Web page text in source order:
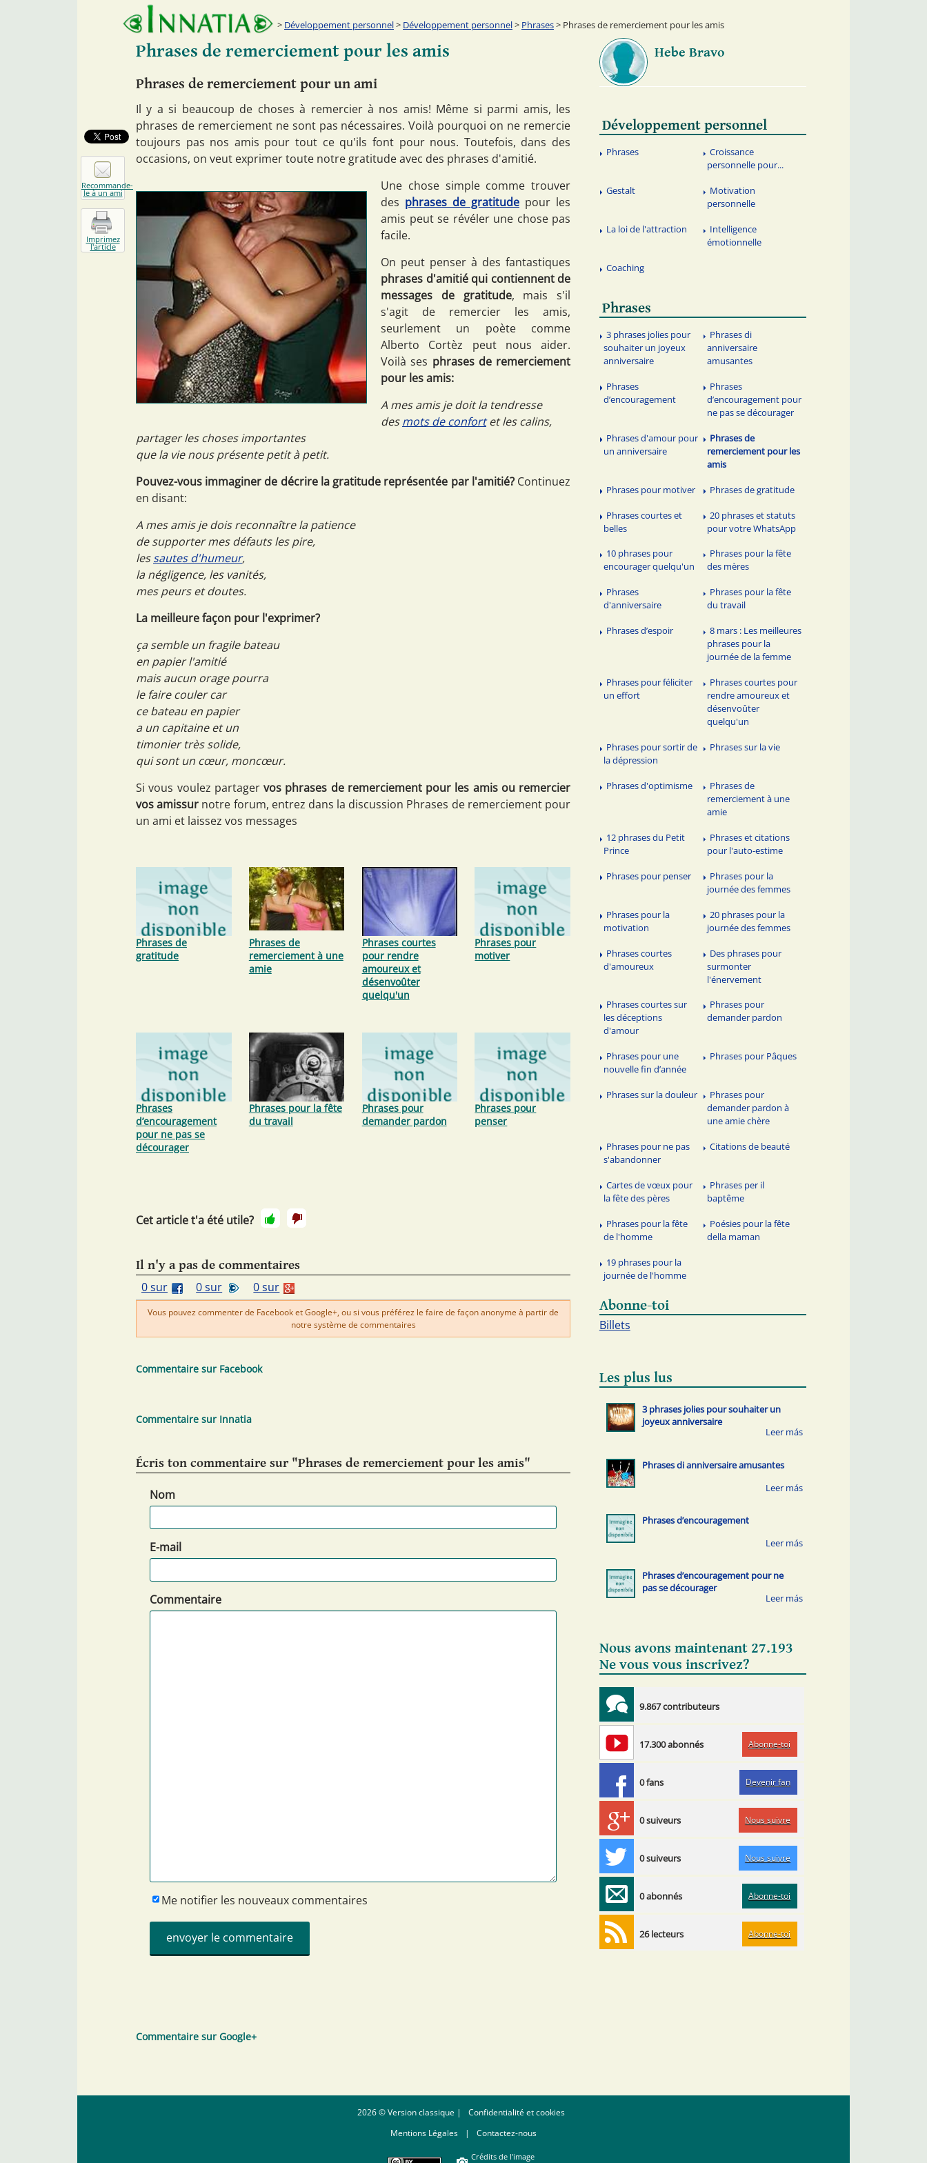
Développement personnel> Développement personnel> Phrases> Phrases de remerciement pour les amis
Phrases de remerciement pour les amis
Phrases de remerciement pour un ami
Il y a si beaucoup de choses à remercier à nos amis! Même si parmi amis, les
phrases de remerciement ne sont pas nécessaires. Voilà pourquoi on ne remercie
toujours pas nos amis pour tout ce qu'ils font pour nous. Toutefois, dans des
occasions, on veut exprimer toute notre gratitude avec des phrases d'amitié.
Une chose simple comme trouver
des phrases de gratitude pour les
amis peut se révéler une chose pas
facile.
On peut penser à des fantastiques
phrases d'amitié qui contiennent de
messages de gratitude, mais s'il
s'agit de remercier les amis,
seurlement un poète comme
Alberto Cortèz peut nous aider.
Voilà ses phrases de remerciement
pour les amis:
A mes amis je doit la tendresse
desmots de confortet les calins,
partager les choses importantes
que la vie nous présente petit à petit.
Pouvez-vous immaginer de décrire la gratitude représentée par l'amitié?Continuez
en disant:
A mes amis je dois reconnaître la patience
de supporter mes défauts les pire,
lessautes d'humeur,
la négligence, les vanités,
mes peurs et doutes.
La meilleure façon pour l'exprimer?
ça semble un fragile bateau
en papier l'amitié
mais aucun orage pourra
le faire couler car
ce bateau en papier
a un capitaine et un
timonier très solide,
qui sont un cœur, moncœur.
Si vous voulez partager vos phrases de remerciement pour les amis ou remercier
vos amissur notre forum, entrez dans la discussion Phrases de remerciement pour
un ami et laissez vos messages
Phrases de
gratitude
Phrases de
remerciement à une
amie
Phrases courtes
pour rendre
amoureux et
désenvoûter
quelqu'un
Phrases pour
motiver
Phrases
d’encouragement
pour ne pas se
décourager
Phrases pour la fête
du travail
Phrases pour
demander pardon
Phrases pour
penser
Cet article t'a été utile?
Il n'y a pas de commentaires
0 sur
0 sur 0 sur
Vous pouvez commenter de Facebook et Google+, ou si vous préférez le faire de façon anonyme à partir de
notre système de commentaires
Commentaire sur Facebook
Commentaire sur Innatia
Écris ton commentaire sur "Phrases de remerciement pour les amis"
Nom
E-mail
Commentaire
Me notifier les nouveaux commentaires
Commentaire sur Google+
Hebe Bravo
Développement personnel
Phrases
Croissance
personnelle pour...
Gestalt
Motivation
personnelle
La loi de l'attraction
Intelligence
émotionnelle
Coaching
Phrases
3 phrases jolies pour
souhaiter un joyeux
anniversaire
Phrases di
anniversaire
amusantes
Phrases
d’encouragement
Phrases
d’encouragement pour
ne pas se décourager
Phrases d'amour pour
un anniversaire
Phrases de
remerciement pour les
amis
Phrases pour motiver Phrases de gratitude
Phrases courtes et
belles
20 phrases et statuts
pour votre WhatsApp
10 phrases pour
encourager quelqu'un
Phrases pour la fête
des mères
Phrases
d'anniversaire
Phrases pour la fête
du travail
Phrases d’espoir
8 mars : Les meilleures
phrases pour la
journée de la femme
Phrases pour féliciter
un effort
Phrases courtes pour
rendre amoureux et
désenvoûter
quelqu'un
Phrases pour sortir de
la dépression
Phrases sur la vie
Phrases d'optimisme
Phrases de
remerciement à une
amie
12 phrases du Petit
Prince
Phrases et citations
pour l'auto-estime
Phrases pour penser
Phrases pour la
journée des femmes
Phrases pour la
motivation
20 phrases pour la
journée des femmes
Phrases courtes
d'amoureux
Des phrases pour
surmonter
l'énervement
Phrases courtes sur
les déceptions
d'amour
Phrases pour
demander pardon
Phrases pour une
nouvelle fin d’année
Phrases pour Pâques
Phrases sur la douleur
Phrases pour
demander pardon à
une amie chère
Phrases pour ne pas
s'abandonner
Citations de beauté
Cartes de vœux pour
la fête des pères
Phrases per il
baptême
Phrases pour la fête
de l'homme
Poésies pour la fête
della maman
19 phrases pour la
journée de l'homme
Abonne-toi
Billets
Les plus lus
3 phrases jolies pour souhaiter un
joyeux anniversaire
Phrases di anniversaire amusantes
Phrases d’encouragement
Phrases d’encouragement pour ne
pas se décourager
Nous avons maintenant 27.193
Ne vous vous inscrivez?
9.867 contributeurs
17.300 abonnés Abonne-toi
0 fans Devenir fan
0 suiveurs Nous suivre
0 suiveurs Nous suivre
0 abonnés Abonne-toi
26 lecteurs Abonne-toi
2026 © Version classique |
Confidentialité et cookies
Mentions Légales
| Contactez-nous
Crédits de l'image
Recommande-
le à un ami
Imprimez
l'article